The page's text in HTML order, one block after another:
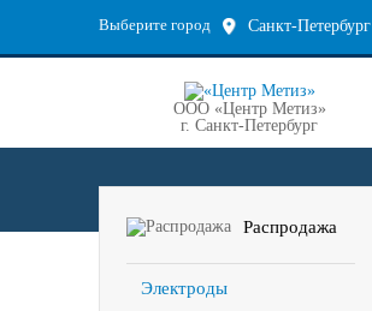
Выберите город Санкт-Петербург
ООО «Центр Метиз»
г. Санкт-Петербург
Распродажа
Электроды